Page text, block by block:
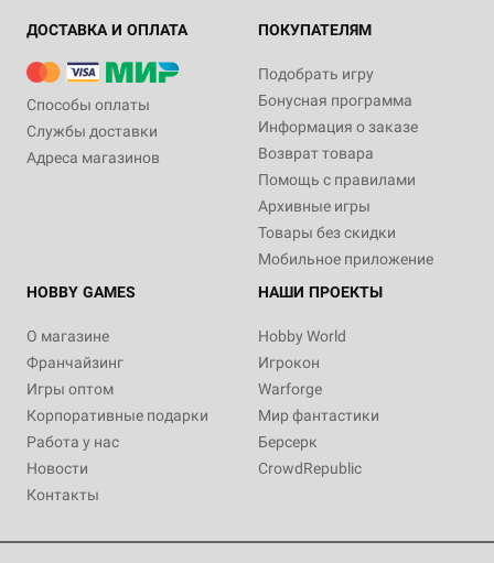
ДОСТАВКА И ОПЛАТА
Способы оплаты
Службы доставки
Адреса магазинов
ПОКУПАТЕЛЯМ
Подобрать игру
Бонусная программа
Информация о заказе
Возврат товара
Помощь с правилами
Архивные игры
Товары без скидки
Мобильное приложение
HOBBY GAMES
О магазине
Франчайзинг
Игры оптом
Корпоративные подарки
Работа у нас
Новости
Контакты
НАШИ ПРОЕКТЫ
Hobby World
Игрокон
Warforge
Мир фантастики
Берсерк
CrowdRepublic